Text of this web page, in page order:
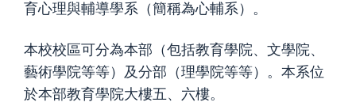
育心理與輔導學系（簡稱為心輔系）。
本校校區可分為本部（包括教育學院、文學院、
藝術學院等等）及分部（理學院等等）。本系位
於本部教育學院大樓五、六樓。